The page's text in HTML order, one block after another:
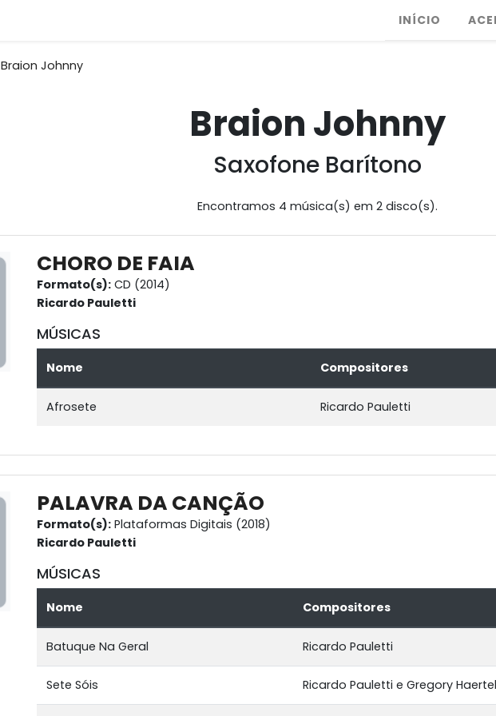
INÍCIO
Braion Johnny
Braion Johnny
Saxofone Barítono
Encontramos 4 música(s) em 2 disco(s).
CHORO DE FAIA
Formato(s): CD (2014)
Ricardo Pauletti
MÚSICAS
Nome Compositores
Afrosete Ricardo Pauletti
PALAVRA DA CANÇÃO
Formato(s): Plataformas Digitais (2018)
Ricardo Pauletti
MÚSICAS
Nome Compositores
Batuque Na Geral Ricardo Pauletti
Sete Sóis Ricardo Pauletti e Gregory Haertel